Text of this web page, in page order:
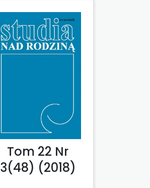
Tom 22 Nr
3(48) (2018)